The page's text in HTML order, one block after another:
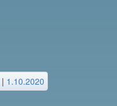
| 1.10.2020